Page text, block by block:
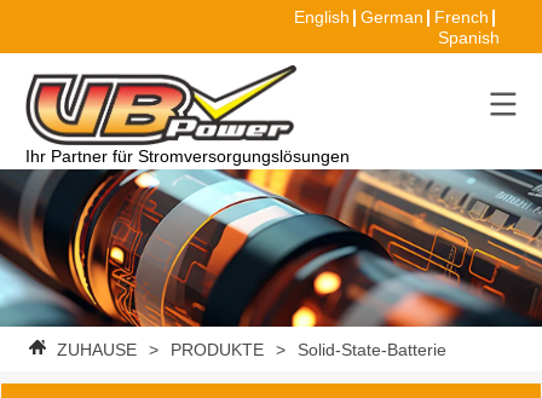
English German
French
Spanish
Ihr Partner für Stromversorgungslösungen
ZUHAUSE > PRODUKTE > Solid-State-Batterie